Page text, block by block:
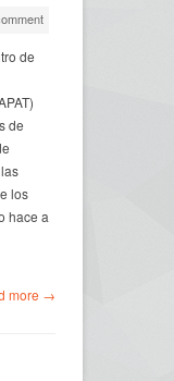
de
de
los
hace a
more →